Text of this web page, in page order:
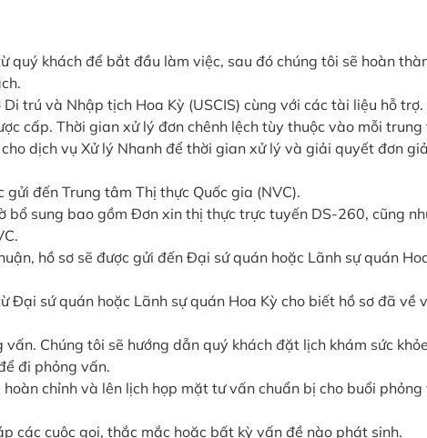
khách để bắt đầu làm việc, sau đó chúng tôi sẽ hoàn
trú và Nhập tịch Hoa Kỳ (USCIS) cùng với các tài liệu hỗ trợ.
cấp. Thời gian xử lý đơn chênh lệch tùy thuộc vào mỗi trung
dịch vụ Xử lý Nhanh để thời gian xử lý và giải quyết đơn
đến Trung tâm Thị thực Quốc gia (NVC).
sung bao gồm Đơn xin thị thực trực tuyến DS-260, cũng
hồ sơ sẽ được gửi đến Đại sứ quán hoặc Lãnh sự quán
Đại sứ quán hoặc Lãnh sự quán Hoa Kỳ cho biết hồ sơ đã về
Chúng tôi sẽ hướng dẫn quý khách đặt lịch khám sức
đi phỏng vấn.
chỉnh và lên lịch họp mặt tư vấn chuẩn bị cho buổi phỏng
các cuộc gọi, thắc mắc hoặc bất kỳ vấn đề nào phát sinh.